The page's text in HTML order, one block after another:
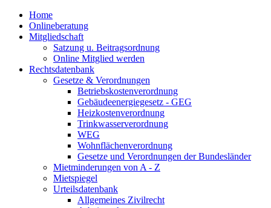
Home
Onlineberatung
Mitgliedschaft
Satzung u. Beitragsordnung
Online Mitglied werden
Rechtsdatenbank
Gesetze & Verordnungen
Betriebskostenverordnung
Gebäudeenergiegesetz - GEG
Heizkostenverordnung
Trinkwasserverordnung
WEG
Wohnflächenverordnung
Gesetze und Verordnungen der Bundesländer
Mietminderungen von A - Z
Mietspiegel
Urteilsdatenbank
Allgemeines Zivilrecht